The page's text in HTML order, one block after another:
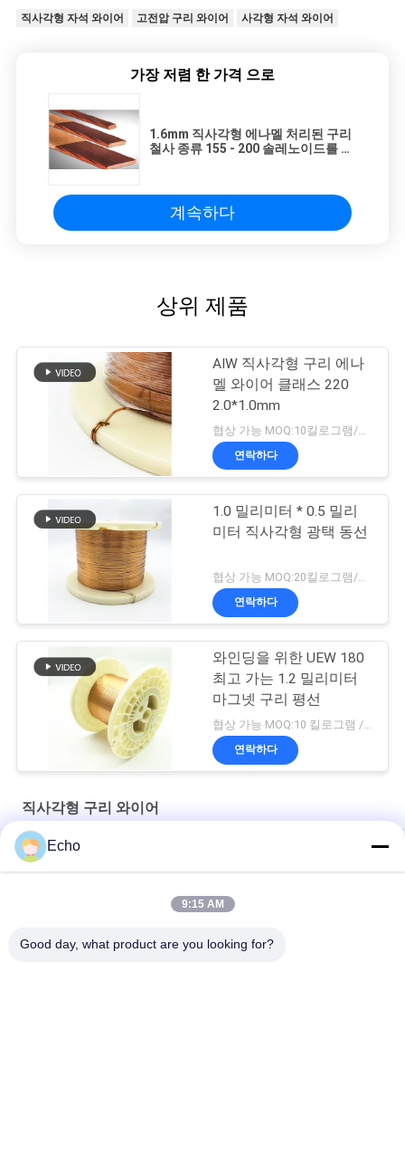
직사각형 자석 와이어 고전압 구리 와이어 사각형 자석 와이어
가장 저렴 한 가격 으로
1.6mm 직사각형 에나멜 처리된 구리
철사 종류 155 - 200 솔레노이드를 위
계속하다
상위 제품
AIW 직사각형 구리 에나
멜 와이어 클래스 220
2.0*1.0mm
연락하다
1.0 밀리미터 * 0.5 밀리
미터 직사각형 광택 동선
협상 가능 MOQ:20킬로그램/킬로그램
연락하다
와인딩을 위한 UEW 180
최고 가는 1.2 밀리미터
마그넷 구리 평선
협상 가능 MOQ:10 킬로그램 / 킬로그램
연락하다
직사각형 구리 와이어
2.0mm x 0.1mm 에너지 차량용 에나멜 평면 구리 와이어
Echo
9:15 AM
Good day, what product are you looking for?